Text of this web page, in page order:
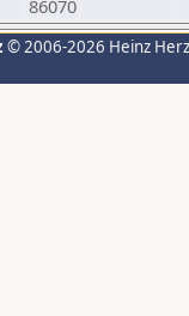
86070
© 2006-2026 Heinz